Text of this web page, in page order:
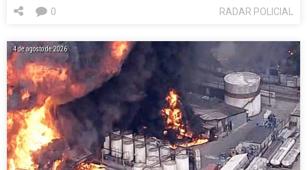
RADAR POLICIAL
0
4 de agosto de 2026